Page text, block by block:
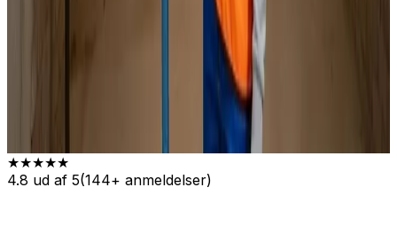
★★★★★
4.8 ud af 5(144+ anmeldelser)